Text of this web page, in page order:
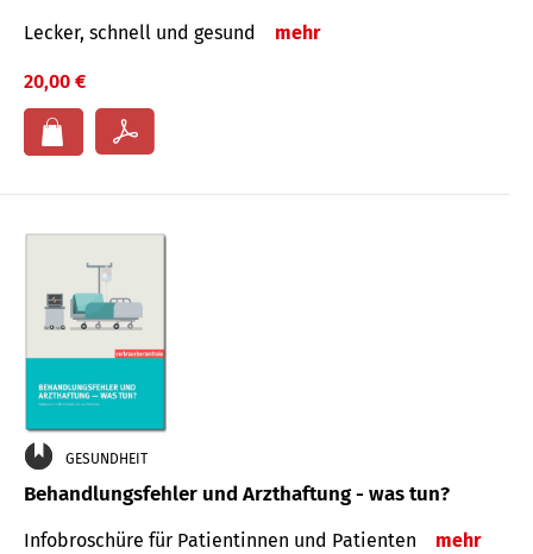
Lecker, schnell und gesund mehr
20,00 €
GESUNDHEIT
Behandlungsfehler und Arzthaftung - was tun?
Infobroschüre für Patientinnen und Patienten mehr